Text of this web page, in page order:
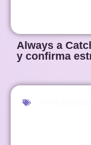
Always a
y confirma